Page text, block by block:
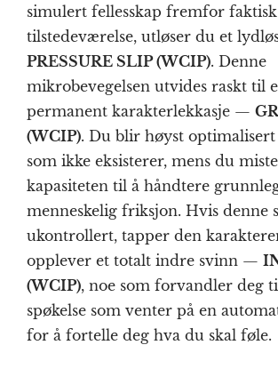
simulert fellesskap fremfor
tilstedeværelse, utløser du et
PRESSURE SLIP (WCIP). Denne
mikrobevegelsen utvides raskt til
permanent karakterlekkasje —
(WCIP). Du blir høyst
som ikke eksisterer, mens du
kapasiteten til å håndtere
menneskelig friksjon. Hvis denne
ukontrollert, tapper den
opplever et totalt indre svinn —
(WCIP), noe som forvandler deg
spøkelse som venter på en
for å fortelle deg hva du skal føle.